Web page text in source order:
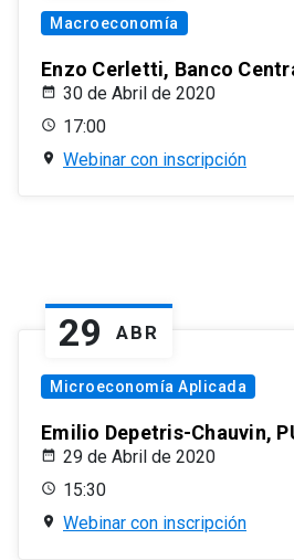
Macroeconomía
Enzo Cerletti, Banco
30 de Abril de 2020
17:00
Webinar con inscripción
29 ABR
Microeconomía Aplicada
Emilio Depetris-Chauvin,
29 de Abril de 2020
15:30
Webinar con inscripción